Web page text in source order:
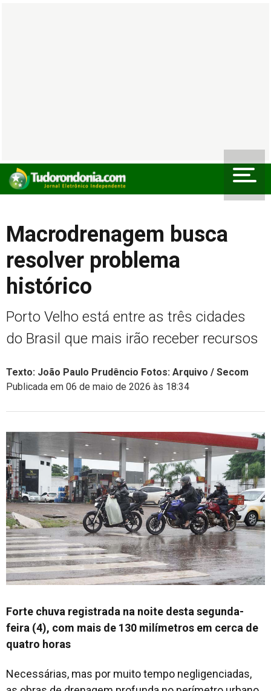
Macrodrenagem busca
resolver problema
histórico
Porto Velho está entre as três cidades
do Brasil que mais irão receber recursos
Texto: João Paulo Prudêncio Fotos: Arquivo / Secom
Publicada em 06 de maio de 2026 às 18:34
Forte chuva registrada na noite desta segunda-
feira (4), com mais de 130 milímetros em cerca de
quatro horas
Necessárias, mas por muito tempo negligenciadas,